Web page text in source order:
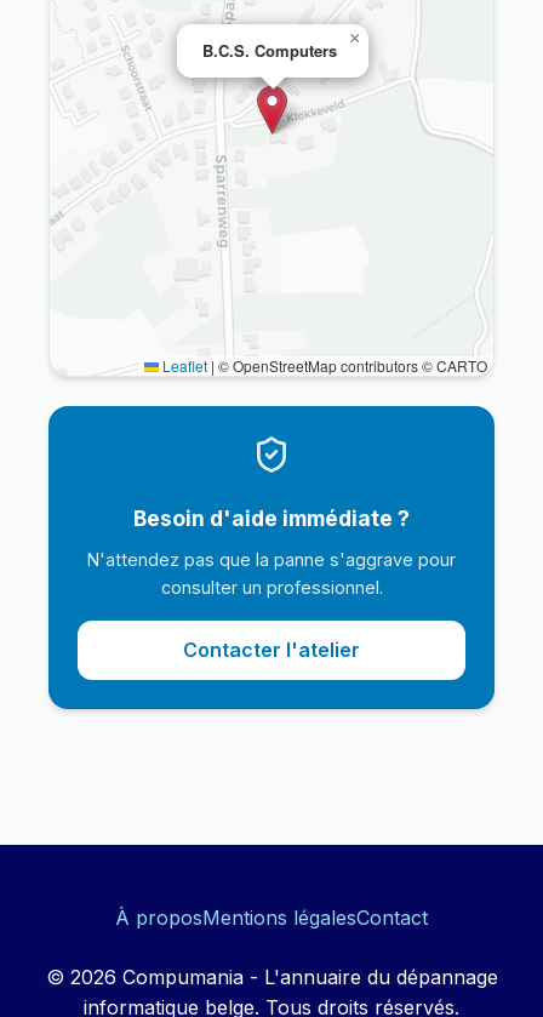
B.C.S. Computers
×
Leaflet | © OpenStreetMap contributors © CARTO
Besoin d'aide immédiate ?
N'attendez pas que la panne s'aggrave pour
consulter un professionnel.
Contacter l'atelier
À proposMentions légalesContact
© 2026 Compumania - L'annuaire du dépannage
informatique belge. Tous droits réservés.